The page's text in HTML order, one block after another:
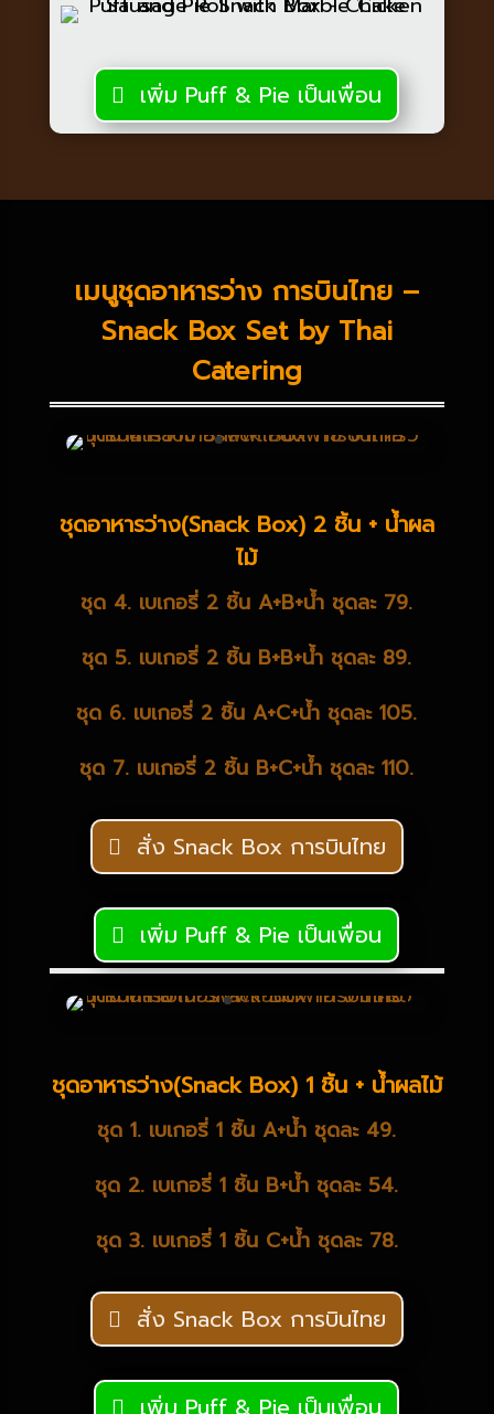
เพิ่ม Puff & Pie เป็นเพื่อน
เมนูชุดอาหารว่าง การบินไทย –
Snack Box Set by Thai
Catering
ชุดอาหารว่าง(Snack Box) 2 ชิ้น + น้ำผล
ไม้
ชุด 4. เบเกอรี่ 2 ชิ้น A+B+น้ำ ชุดละ 79.
ชุด 5. เบเกอรี่ 2 ชิ้น B+B+น้ำ ชุดละ 89.
ชุด 6. เบเกอรี่ 2 ชิ้น A+C+น้ำ ชุดละ 105.
ชุด 7. เบเกอรี่ 2 ชิ้น B+C+น้ำ ชุดละ 110.
สั่ง Snack Box การบินไทย
เพิ่ม Puff & Pie เป็นเพื่อน
ชุดอาหารว่าง(Snack Box) 1 ชิ้น + น้ำผลไม้
ชุด 1. เบเกอรี่ 1 ชิ้น A+น้ำ ชุดละ 49.
ชุด 2. เบเกอรี่ 1 ชิ้น B+น้ำ ชุดละ 54.
ชุด 3. เบเกอรี่ 1 ชิ้น C+น้ำ ชุดละ 78.
สั่ง Snack Box การบินไทย
เพิ่ม Puff & Pie เป็นเพื่อน